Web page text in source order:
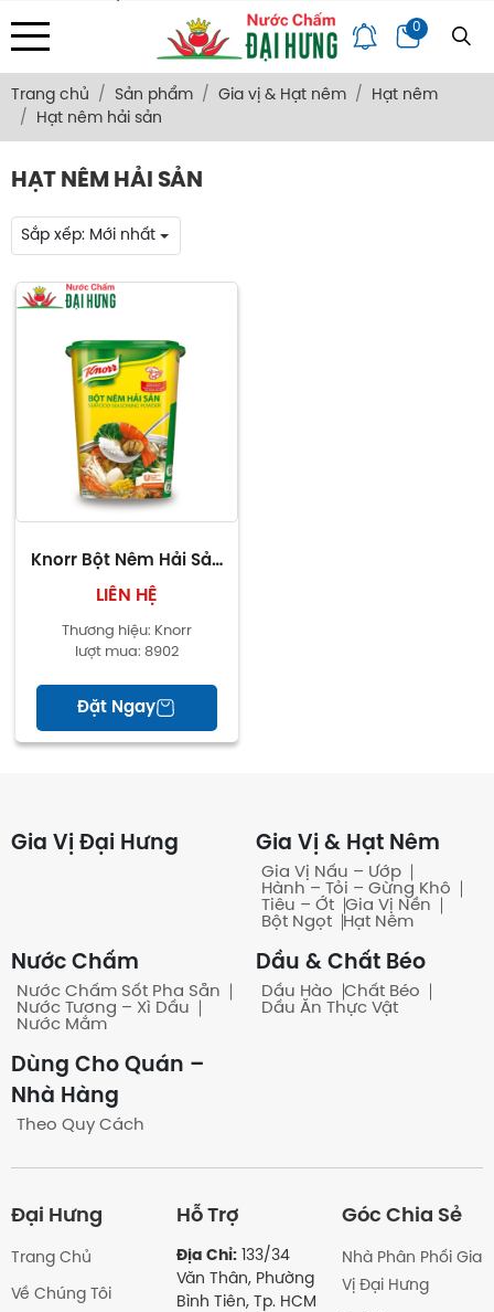
Địa chỉ: 133/34 Văn Thân, Phường Bình Tiên, Tp. HCM
Trang Chủ
Giới Thiệu Bảng Giá Góc Chia Sẻ
Hỏi Đáp
0
Trang chủ Sản phẩm Gia vị & Hạt nêm
Hạt nêm
Hạt nêm hải sản
HẠT NÊM HẢI SẢN
Sắp xếp: Mới nhất
Knorr Bột Nêm Hải Sản
1.5kg
LIÊN HỆ
Thương hiệu: Knorr
lượt mua: 8902
Đặt Ngay
Gia Vị Đại Hưng Gia Vị & Hạt Nêm
Gia Vị Nấu – Ướp
Hành – Tỏi – Gừng Khô
Tiêu – Ớt
Gia Vị Nền
Bột Ngọt
Hạt Nêm
Nước Chấm
Nước Chấm Sốt Pha Sẵn
Nước Tương – Xì Dầu
Nước Mắm
Dầu & Chất Béo
Dầu Hào
Chất Béo
Dầu Ăn Thực Vật
Dùng Cho Quán –
Nhà Hàng
Theo Quy Cách
Đại Hưng
Trang Chủ
Về Chúng Tôi
Hỗ Trợ
Địa Chỉ:133/34
Văn Thân, Phường
Bình Tiên, Tp. HCM
Góc Chia Sẻ
Nhà Phân Phối Gia
Vị Đại Hưng